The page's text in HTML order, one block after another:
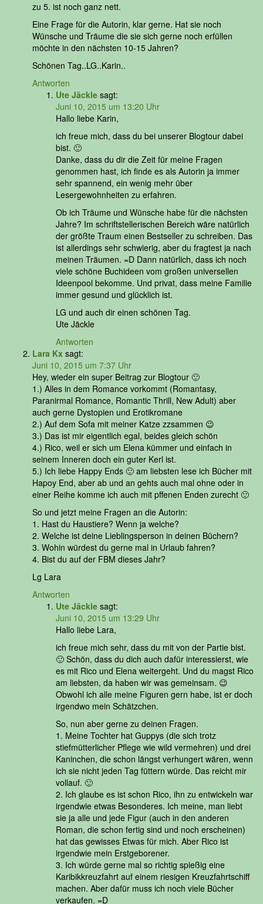
zu 5. ist noch ganz nett.
Eine Frage für die Autorin, klar gerne. Hat sie noch
Wünsche und Träume die sie sich gerne noch erfüllen
möchte in den nächsten 10-15 Jahren?
Schönen Tag..LG..Karin..
Antworten
Ute Jäckle sagt:
Juni 10, 2015 um 13:20 Uhr
Hallo liebe Karin,
ich freue mich, dass du bei unserer Blogtour dabei
bist. 🙂
Danke, dass du dir die Zeit für meine Fragen
genommen hast, ich finde es als Autorin ja immer
sehr spannend, ein wenig mehr über
Lesergewohnheiten zu erfahren.
Ob ich Träume und Wünsche habe für die nächsten
Jahre? Im schriftstellerischen Bereich wäre natürlich
der größte Traum einen Bestseller zu schreiben. Das
ist allerdings sehr schwierig, aber du fragtest ja nach
meinen Träumen. =D Dann natürlich, dass ich noch
viele schöne Buchideen vom großen universellen
Ideenpool bekomme. Und privat, dass meine Familie
immer gesund und glücklich ist.
LG und auch dir einen schönen Tag.
Ute Jäckle
Antworten
Lara Kx sagt:
Juni 10, 2015 um 7:37 Uhr
Hey, wieder ein super Beitrag zur Blogtour 🙂
1.) Alles in dem Romance vorkommt (Romantasy,
Paranirmal Romance, Romantic Thrill, New Adult) aber
auch gerne Dystopien und Erotikromane
2.) Auf dem Sofa mit meiner Katze zzsammen 😉
3.) Das ist mir eigentlich egal, beides gleich schön
4.) Rico, weil er sich um Elena kümmer und einfach in
seinem Inneren doch ein guter Kerl ist.
5.) Ich liebe Happy Ends 🙂 am liebsten lese ich Bücher mit
Hapoy End, aber ab und an gehts auch mal ohne oder in
einer Reihe komme ich auch mit pffenen Enden zurecht 🙂
So und jetzt meine Fragen an die Autorin:
1. Hast du Haustiere? Wenn ja welche?
2. Welche ist deine Lieblingsperson in deinen Büchern?
3. Wohin würdest du gerne mal in Urlaub fahren?
4. Bist du auf der FBM dieses Jahr?
Lg Lara
Antworten
Ute Jäckle sagt:
Juni 10, 2015 um 13:29 Uhr
Hallo liebe Lara,
ich freue mich sehr, dass du mit von der Partie bist.
🙂 Schön, dass du dich auch dafür interessierst, wie
es mit Rico und Elena weitergeht. Und du magst Rico
am liebsten, da haben wir was gemeinsam. 😉
Obwohl ich alle meine Figuren gern habe, ist er doch
irgendwo mein Schätzchen.
So, nun aber gerne zu deinen Fragen.
1. Meine Tochter hat Guppys (die sich trotz
stiefmütterlicher Pflege wie wild vermehren) und drei
Kaninchen, die schon längst verhungert wären, wenn
ich sie nicht jeden Tag füttern würde. Das reicht mir
vollauf. 🙂
2. Ich glaube es ist schon Rico, ihn zu entwickeln war
irgendwie etwas Besonderes. Ich meine, man liebt
sie ja alle und jede Figur (auch in den anderen
Roman, die schon fertig sind und noch erscheinen)
hat das gewisses Etwas für mich. Aber Rico ist
irgendwie mein Erstgeborener.
3. Ich würde gerne mal so richtig spießig eine
Karibikkreuzfahrt auf einem riesigen Kreuzfahrtschiff
machen. Aber dafür muss ich noch viele Bücher
verkaufen. =D